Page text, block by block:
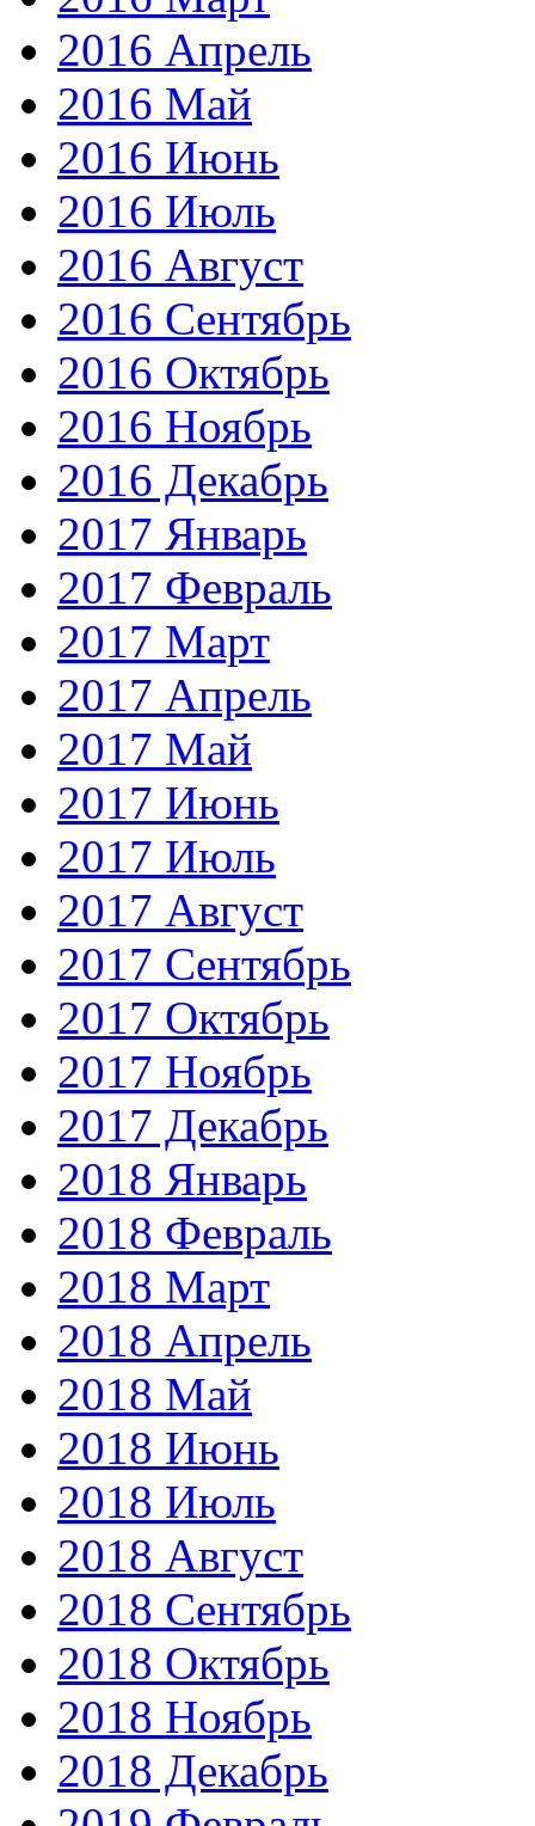
2016 Апрель
2016 Май
2016 Июнь
2016 Июль
2016 Август
2016 Сентябрь
2016 Октябрь
2016 Ноябрь
2016 Декабрь
2017 Январь
2017 Февраль
2017 Март
2017 Апрель
2017 Май
2017 Июнь
2017 Июль
2017 Август
2017 Сентябрь
2017 Октябрь
2017 Ноябрь
2017 Декабрь
2018 Январь
2018 Февраль
2018 Март
2018 Апрель
2018 Май
2018 Июнь
2018 Июль
2018 Август
2018 Сентябрь
2018 Октябрь
2018 Ноябрь
2018 Декабрь